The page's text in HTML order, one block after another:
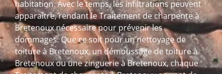
habitation. Avec le temps, les infiltrations peuvent
apparaître, rendant le Traitement de charpente à
Bretenoux nécessaire pour prévenir les
dommages. Que ce soit pour un nettoyage de
toiture à Bretenoux, un démoussage de toiture à
Bretenoux ou une zinguerie à Bretenoux, chaque